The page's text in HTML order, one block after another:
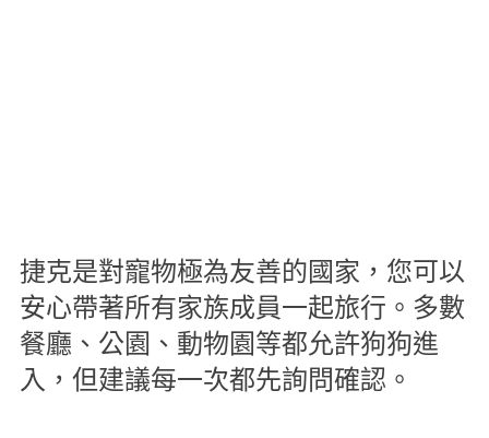
捷克是對寵物極為友善的國家，您可以
安心帶著所有家族成員一起旅行。多數
餐廳、公園、動物園等都允許狗狗進
入，但建議每一次都先詢問確認。